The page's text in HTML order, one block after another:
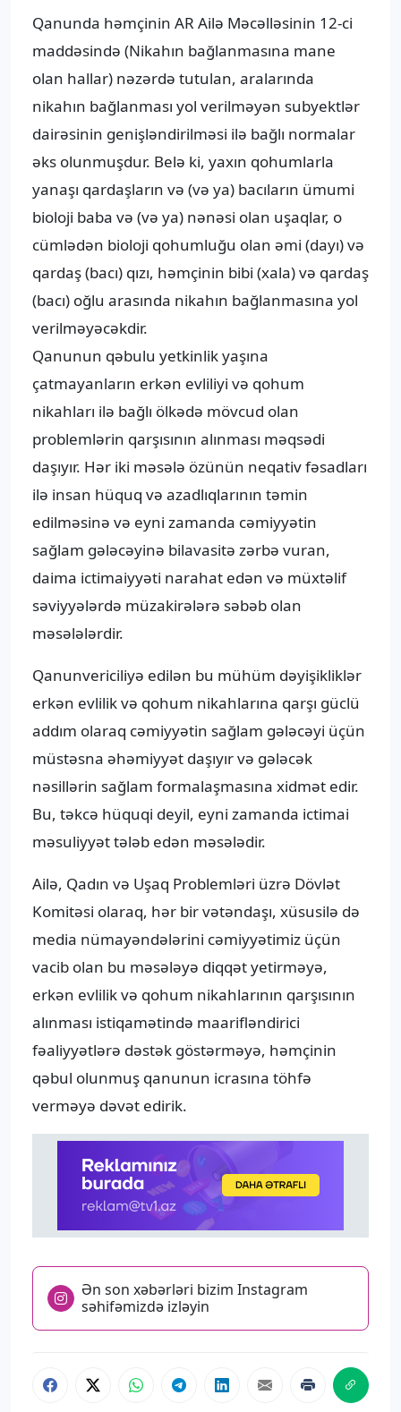
Qanunda həmçinin AR Ailə Məcəlləsinin 12-ci
maddəsində (Nikahın bağlanmasına mane
olan hallar) nəzərdə tutulan, aralarında
nikahın bağlanması yol verilməyən subyektlər
dairəsinin genişləndirilməsi ilə bağlı normalar
əks olunmuşdur. Belə ki, yaxın qohumlarla
yanaşı qardaşların və (və ya) bacıların ümumi
bioloji baba və (və ya) nənəsi olan uşaqlar, o
cümlədən bioloji qohumluğu olan əmi (dayı) və
qardaş (bacı) qızı, həmçinin bibi (xala) və qardaş
(bacı) oğlu arasında nikahın bağlanmasına yol
verilməyəcəkdir.
Qanunun qəbulu yetkinlik yaşına
çatmayanların erkən evliliyi və qohum
nikahları ilə bağlı ölkədə mövcud olan
problemlərin qarşısının alınması məqsədi
daşıyır. Hər iki məsələ özünün neqativ fəsadları
ilə insan hüquq və azadlıqlarının təmin
edilməsinə və eyni zamanda cəmiyyətin
sağlam gələcəyinə bilavasitə zərbə vuran,
daima ictimaiyyəti narahat edən və müxtəlif
səviyyələrdə müzakirələrə səbəb olan
məsələlərdir.
Qanunvericiliyə edilən bu mühüm dəyişikliklər
erkən evlilik və qohum nikahlarına qarşı güclü
addım olaraq cəmiyyətin sağlam gələcəyi üçün
müstəsna əhəmiyyət daşıyır və gələcək
nəsillərin sağlam formalaşmasına xidmət edir.
Bu, təkcə hüquqi deyil, eyni zamanda ictimai
məsuliyyət tələb edən məsələdir.
Ailə, Qadın və Uşaq Problemləri üzrə Dövlət
Komitəsi olaraq, hər bir vətəndaşı, xüsusilə də
media nümayəndələrini cəmiyyətimiz üçün
vacib olan bu məsələyə diqqət yetirməyə,
erkən evlilik və qohum nikahlarının qarşısının
alınması istiqamətində maarifləndirici
fəaliyyətlərə dəstək göstərməyə, həmçinin
qəbul olunmuş qanunun icrasına töhfə
verməyə dəvət edirik.
Ən son xəbərləri bizim Instagram
səhifəmizdə izləyin